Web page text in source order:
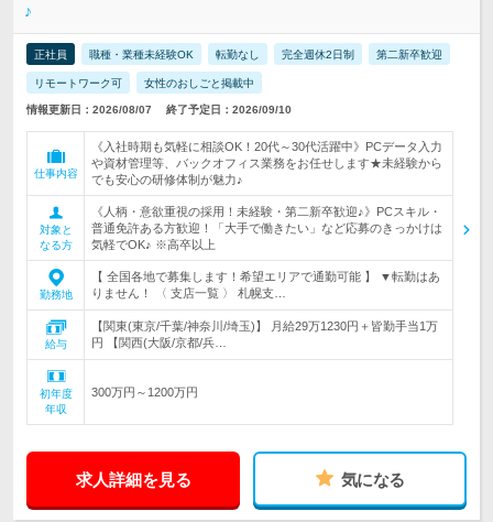
♪
正社員 職種・業種未経験OK 転勤なし 完全週休2日制 第二新卒歓迎
リモートワーク可 女性のおしごと掲載中
情報更新日：2026/08/07 終了予定日：2026/09/10
仕事内容
《入社時期も気軽に相談OK！20代～30代活躍中》PCデータ入力
や資材管理等、バックオフィス業務をお任せします★未経験から
でも安心の研修体制が魅力♪
対象と
なる方
《人柄・意欲重視の採用！未経験・第二新卒歓迎♪》PCスキル・
普通免許ある方歓迎！「大手で働きたい」など応募のきっかけは
気軽でOK♪ ※高卒以上
勤務地
【 全国各地で募集します！希望エリアで通勤可能 】 ▼転勤はあ
りません！ 〈 支店一覧 〉 札幌支…
給与
【関東(東京/千葉/神奈川/埼玉)】 月給29万1230円＋皆勤手当1万
円 【関西(大阪/京都/兵…
初年度
年収
300万円～1200万円
求人詳細を見る 気になる